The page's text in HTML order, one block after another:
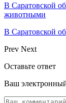
В Саратовской
животными
В Саратовской
Prev Next
Оставьте ответ
Ваш